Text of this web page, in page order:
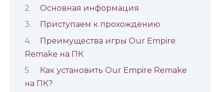
Основная информация
Приступаем к прохождению
Преимущества игры Our Empire
Remake на ПК
Как установить Our Empire Remake
на ПК?